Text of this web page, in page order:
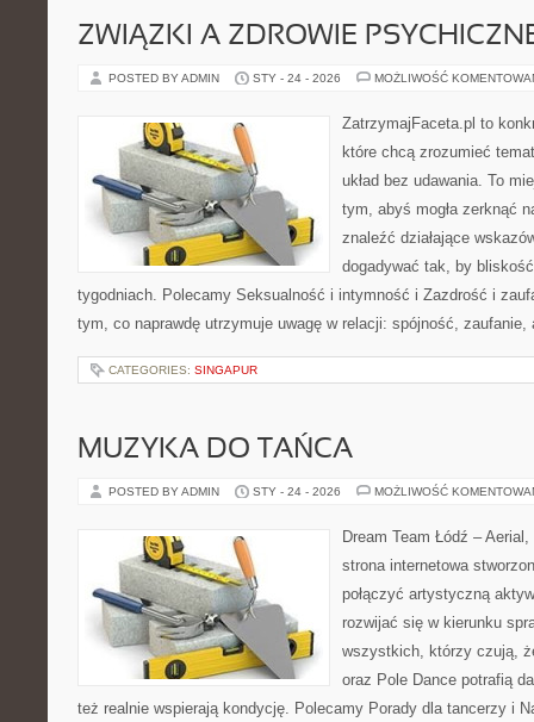
ZWIĄZKI A ZDROWIE
POSTED BY ADMIN STY - 24 - 2026 MOŻLIWOŚĆ
ZatrzymajFaceta.pl to
które chcą zrozumieć
układ bez udawania. To
tym, abyś mogła zerknąć
znaleźć działające
dogadywać tak, by
tygodniach. Polecamy Seksualność i intymność i Zazdrość i
tym, co naprawdę utrzymuje uwagę w relacji: spójność,
CATEGORIES: SINGAPUR
MUZYKA DO TAŃCA
POSTED BY ADMIN STY - 24 - 2026 MOŻLIWOŚĆ
Dream Team Łódź –
strona internetowa
połączyć artystyczną
rozwijać się w kierunku
wszystkich, którzy czują,
oraz Pole Dance potrafią
też realnie wspierają kondycję. Polecamy Porady dla tancerzy i